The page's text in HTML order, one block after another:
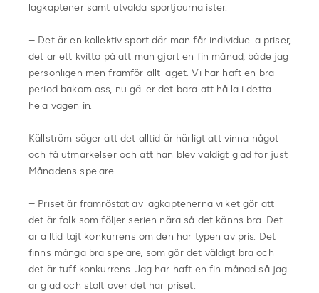
lagkaptener samt utvalda sportjournalister.
– Det är en kollektiv sport där man får individuella priser,
det är ett kvitto på att man gjort en fin månad, både jag
personligen men framför allt laget. Vi har haft en bra
period bakom oss, nu gäller det bara att hålla i detta
hela vägen in.
Källström säger att det alltid är härligt att vinna något
och få utmärkelser och att han blev väldigt glad för just
Månadens spelare.
– Priset är framröstat av lagkaptenerna vilket gör att
det är folk som följer serien nära så det känns bra. Det
är alltid tajt konkurrens om den här typen av pris. Det
finns många bra spelare, som gör det väldigt bra och
det är tuff konkurrens. Jag har haft en fin månad så jag
är glad och stolt över det här priset.